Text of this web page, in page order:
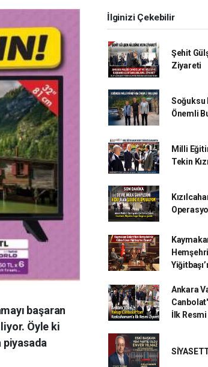
başaran
Öyle ki
piyasada
İlginizi Çekebilir
Şehit
Ziyareti
Soğuksu
Önemli
Milli
Tekin
Ankara
İlk